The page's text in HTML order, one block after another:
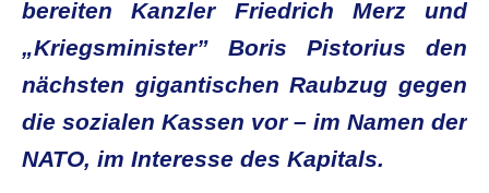
bereiten Kanzler Friedrich Merz und
„Kriegsminister” Boris Pistorius den
nächsten gigantischen Raubzug gegen
die sozialen Kassen vor – im Namen der
NATO, im Interesse des Kapitals.